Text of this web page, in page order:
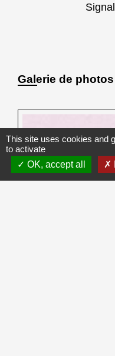
Galerie de photos
This site uses cookies and
to activate
OK, accept all